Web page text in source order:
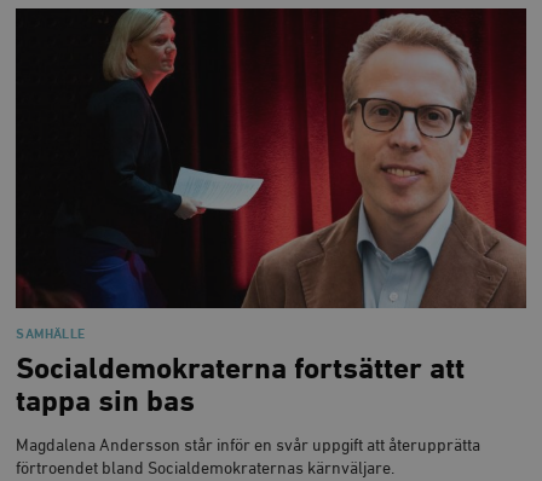
SAMHÄLLE
Socialdemokraterna fortsätter att
tappa sin bas
Magdalena Andersson står inför en svår uppgift att återupprätta
förtroendet bland Socialdemokraternas kärnväljare.